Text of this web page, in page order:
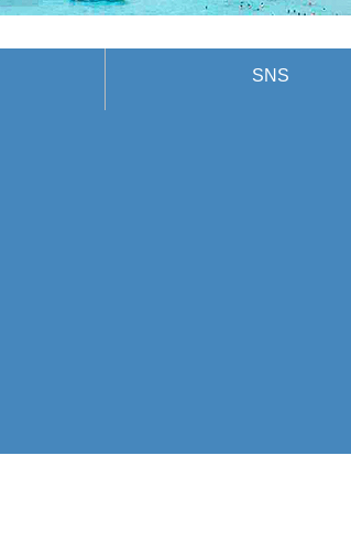
SNS